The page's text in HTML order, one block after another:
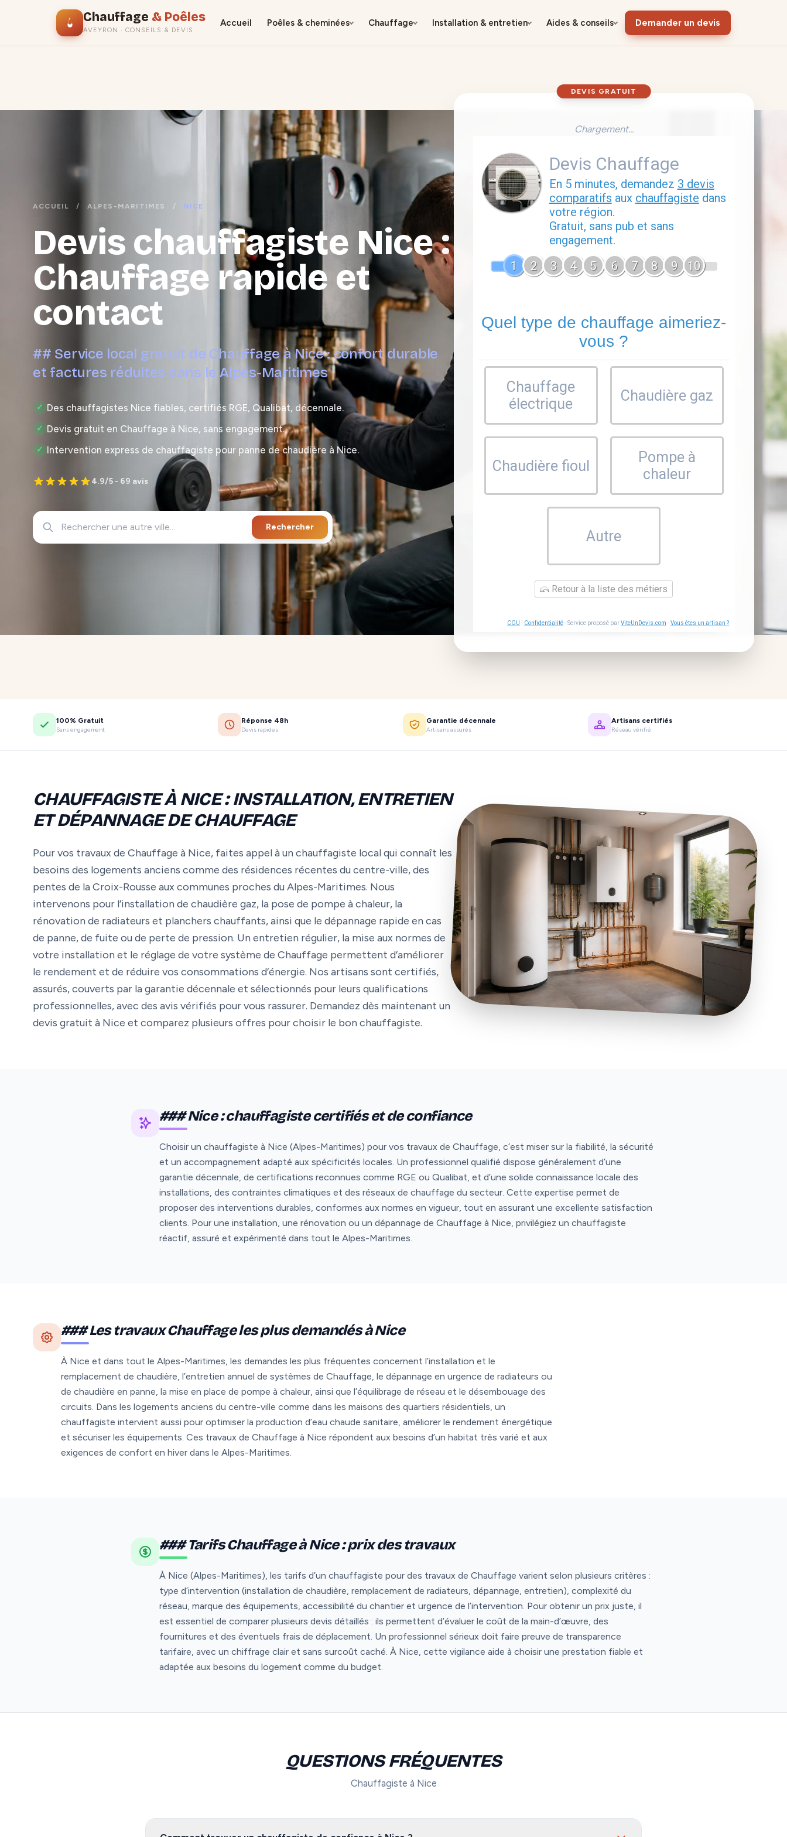
Chauffage & Poêles
AVEYRON · CONSEILS & DEVIS
Accueil Poêles & cheminées Chauffage Installation & entretien Aides & conseils Demander un devis
ACCUEIL / ALPES-MARITIMES / NICE
Devis chauffagiste Nice :
Chauffage rapide et
contact
## Service local gratuit de Chauffage à Nice : confort durable
et factures réduites dans le Alpes-Maritimes
✓ Des chauffagistes Nice fiables, certifiés RGE, Qualibat, décennale.
✓ Devis gratuit en Chauffage à Nice, sans engagement.
✓ Intervention express de chauffagiste pour panne de chaudière à Nice.
4.9/5 - 69 avis
Rechercher
DEVIS GRATUIT
Chargement...
Devis Chauffage
En 5 minutes, demandez 3 devis
comparatifs aux chauffagiste dans
votre région.
Gratuit, sans pub et sans
engagement.
1
2 3 4 5 6 7 8 9 10
Quel type de chauffage aimeriez-
vous ?
Chauffage
électrique
Chaudière gaz
Chaudière fioul
Pompe à
chaleur
Autre
Retour à la liste des métiers
CGU - Confidentialité- Service proposé parViteUnDevis.com -Vous êtes un artisan ?
100% Gratuit
Sans engagement
Réponse 48h
Devis rapides
Garantie décennale
Artisans assurés
Artisans certifiés
Réseau vérifié
CHAUFFAGISTE À NICE : INSTALLATION, ENTRETIEN
ET DÉPANNAGE DE CHAUFFAGE
Pour vos travaux de Chauffage à Nice, faites appel à un chauffagiste local qui connaît les
besoins des logements anciens comme des résidences récentes du centre-ville, des
pentes de la Croix-Rousse aux communes proches du Alpes-Maritimes. Nous
intervenons pour l’installation de chaudière gaz, la pose de pompe à chaleur, la
rénovation de radiateurs et planchers chauffants, ainsi que le dépannage rapide en cas
de panne, de fuite ou de perte de pression. Un entretien régulier, la mise aux normes de
votre installation et le réglage de votre système de Chauffage permettent d’améliorer
le rendement et de réduire vos consommations d’énergie. Nos artisans sont certifiés,
assurés, couverts par la garantie décennale et sélectionnés pour leurs qualifications
professionnelles, avec des avis vérifiés pour vous rassurer. Demandez dès maintenant un
devis gratuit à Nice et comparez plusieurs offres pour choisir le bon chauffagiste.
### Nice : chauffagiste certifiés et de confiance
Choisir un chauffagiste à Nice (Alpes-Maritimes) pour vos travaux de Chauffage, c’est miser sur la fiabilité, la sécurité
et un accompagnement adapté aux spécificités locales. Un professionnel qualifié dispose généralement d’une
garantie décennale, de certifications reconnues comme RGE ou Qualibat, et d’une solide connaissance locale des
installations, des contraintes climatiques et des réseaux de chauffage du secteur. Cette expertise permet de
proposer des interventions durables, conformes aux normes en vigueur, tout en assurant une excellente satisfaction
clients. Pour une installation, une rénovation ou un dépannage de Chauffage à Nice, privilégiez un chauffagiste
réactif, assuré et expérimenté dans tout le Alpes-Maritimes.
### Les travaux Chauffage les plus demandés à Nice
À Nice et dans tout le Alpes-Maritimes, les demandes les plus fréquentes concernent l’installation et le
remplacement de chaudière, l’entretien annuel de systèmes de Chauffage, le dépannage en urgence de radiateurs ou
de chaudière en panne, la mise en place de pompe à chaleur, ainsi que l’équilibrage de réseau et le désembouage des
circuits. Dans les logements anciens du centre-ville comme dans les maisons des quartiers résidentiels, un
chauffagiste intervient aussi pour optimiser la production d’eau chaude sanitaire, améliorer le rendement énergétique
et sécuriser les équipements. Ces travaux de Chauffage à Nice répondent aux besoins d’un habitat très varié et aux
exigences de confort en hiver dans le Alpes-Maritimes.
### Tarifs Chauffage à Nice : prix des travaux
À Nice (Alpes-Maritimes), les tarifs d’un chauffagiste pour des travaux de Chauffage varient selon plusieurs critères :
type d’intervention (installation de chaudière, remplacement de radiateurs, dépannage, entretien), complexité du
réseau, marque des équipements, accessibilité du chantier et urgence de l’intervention. Pour obtenir un prix juste, il
est essentiel de comparer plusieurs devis détaillés : ils permettent d’évaluer le coût de la main-d’œuvre, des
fournitures et des éventuels frais de déplacement. Un professionnel sérieux doit faire preuve de transparence
tarifaire, avec un chiffrage clair et sans surcoût caché. À Nice, cette vigilance aide à choisir une prestation fiable et
adaptée aux besoins du logement comme du budget.
QUESTIONS FRÉQUENTES
Chauffagiste à Nice